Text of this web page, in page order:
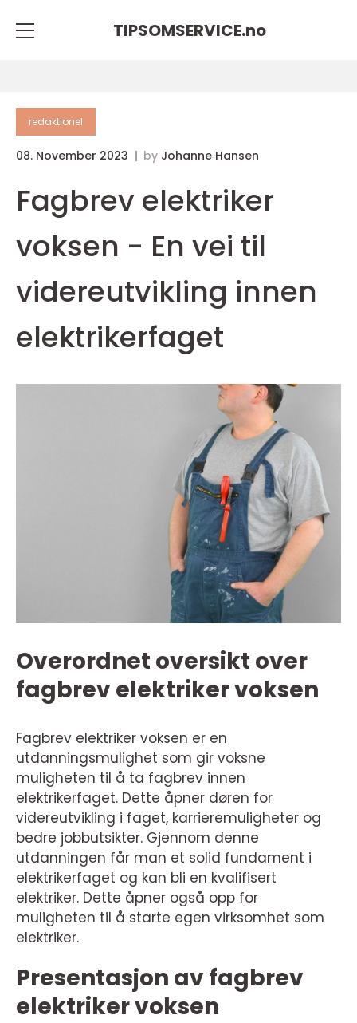
TIPSOMSERVICE.no
redaktionel
08. November 2023 by Johanne Hansen
Fagbrev elektriker
voksen - En vei til
videreutvikling innen
elektrikerfaget
Overordnet oversikt over
fagbrev elektriker voksen
Fagbrev elektriker voksen er en
utdanningsmulighet som gir voksne
muligheten til å ta fagbrev innen
elektrikerfaget. Dette åpner døren for
videreutvikling i faget, karrieremuligheter og
bedre jobbutsikter. Gjennom denne
utdanningen får man et solid fundament i
elektrikerfaget og kan bli en kvalifisert
elektriker. Dette åpner også opp for
muligheten til å starte egen virksomhet som
elektriker.
Presentasjon av fagbrev
elektriker voksen